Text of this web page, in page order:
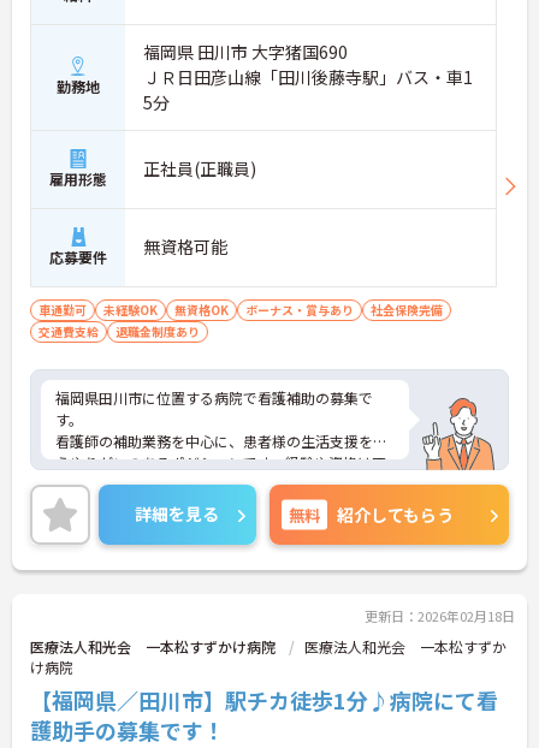
勤務地
福岡県 田川市 大字猪国690
ＪＲ日田彦山線「田川後藤寺駅」バス・車1
5分
雇用形態 正社員(正職員)
応募要件 無資格可能
車通勤可 未経験OK 無資格OK ボーナス・賞与あり
社会保険完備
交通費支給
退職金制度あり
福岡県田川市に位置する病院で看護補助の募集で
す。
看護師の補助業務を中心に、患者様の生活支援を担
うやりがいのあるポジションです。経験や資格は不
問のため、医療業界が初めての方でもチャレンジし
やすい点が魅力です。年間休日120日とお休みもし
っかり確保されており、ワークライフバランスを重
視した働き方が可能です。また、子育てや介護を支
援する制度も充実しており、ライフステージに合わ
与は過去実績で年2回・計4.30ヶ月分と、収入面で
も安心感があります。マイカー通勤可能で通勤しや
すい点もポイントです。
ご興味のある方には、面接対策ポイントなどさらに
詳細をお話いたしますので、お気軽にご相談くださ
い。
詳細を見る 無料 紹介してもらう
更新日：2026年02月18日
医療法人和光会 一本松すずかけ病院
医療法人和光会 一本松すずか
け病院
【福岡県／田川市】駅チカ徒歩1分♪病院にて看
護助手の募集です！